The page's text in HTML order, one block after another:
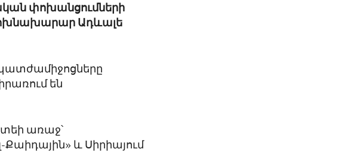
փոխանցումների
Ադևալե
պատժամիջոցները
են
առաջ՝
և Սիրիայում